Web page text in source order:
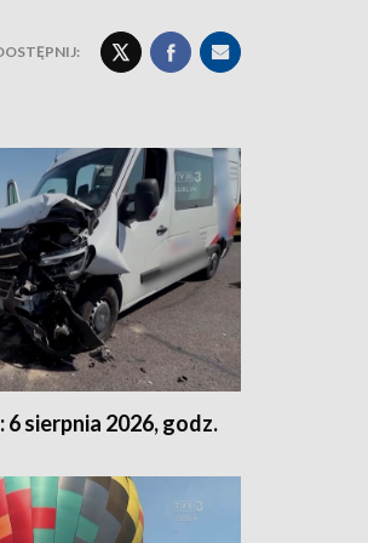
sierpnia 2026, godz.